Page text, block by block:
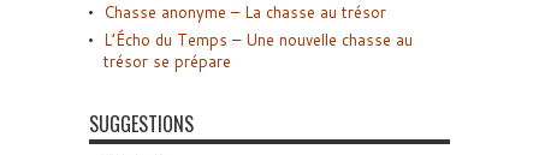
Chasse anonyme – La chasse au trésor
L’Écho du Temps – Une nouvelle chasse au
trésor se prépare
SUGGESTIONS